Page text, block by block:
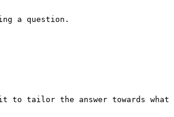
a question.
to tailor the answer towards what